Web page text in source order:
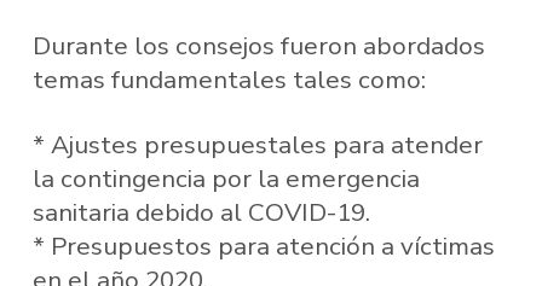
Durante los consejos fueron abordados
temas fundamentales tales como:
* Ajustes presupuestales para atender
la contingencia por la emergencia
sanitaria debido al COVID-19.
* Presupuestos para atención a víctimas